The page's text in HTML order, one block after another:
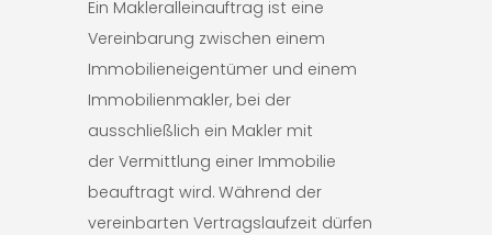
Ein Makleralleinauftrag ist eine
Vereinbarung zwischen einem
Immobilieneigentümer und einem
Immobilienmakler, bei der
ausschließlich ein Makler mit
der Vermittlung einer Immobilie
beauftragt wird. Während der
vereinbarten Vertragslaufzeit dürfen